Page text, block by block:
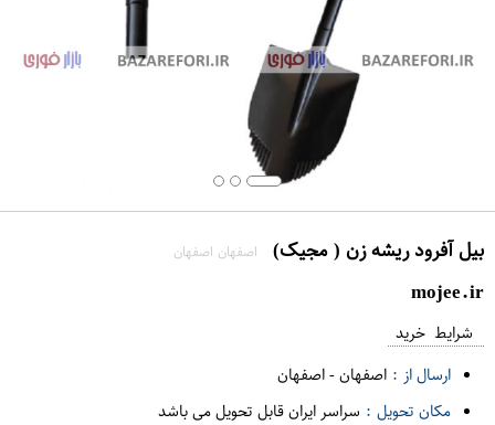
بیل آفرود ریشه زن ( مجیک) اصفهان اصفهان
mojee.ir
شرایط خرید
ارسال از : اصفهان-اصفهان
مکان تحویل : سراسر ایران قابل تحویل می باشد